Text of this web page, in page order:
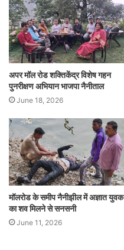
अपर मॉल रोड शक्तिकेंद्र विशेष गहन
पुनरीक्षण अभियान भाजपा नैनीताल
June 18, 2026
मॉलरोड के समीप नैनीझील में अज्ञात युवक
का शव मिलने से सनसनी
June 11, 2026